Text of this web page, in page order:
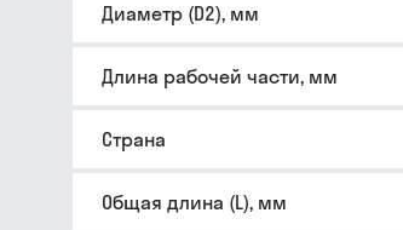
Диаметр (D2), мм
Длина рабочей части, мм
Страна
Общая длина (L), мм